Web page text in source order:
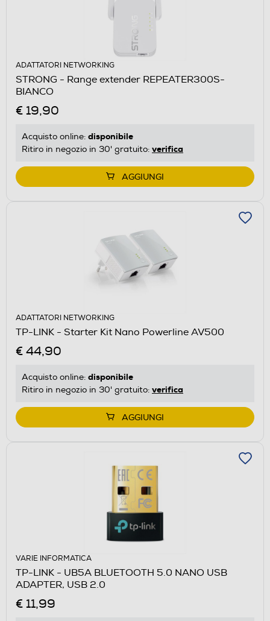
ADATTATORI NETWORKING
STRONG - Range extender REPEATER300S-
BIANCO
€ 19,90
Acquisto online: disponibile
Ritiro in negozio in 30' gratuito: verifica
AGGIUNGI
ADATTATORI NETWORKING
TP-LINK - Starter Kit Nano Powerline AV500
€ 44,90
Acquisto online: disponibile
Ritiro in negozio in 30' gratuito: verifica
AGGIUNGI
VARIE INFORMATICA
TP-LINK - UB5A BLUETOOTH 5.0 NANO USB
ADAPTER, USB 2.0
€ 11,99